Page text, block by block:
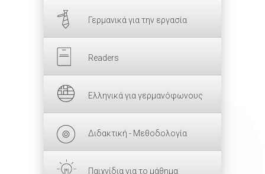
Γερμανικά για την εργασία
Readers
Ελληνικά για γερμανόφωνους
Διδακτική - Μεθοδολογία
Παιχνίδια για το μάθημα